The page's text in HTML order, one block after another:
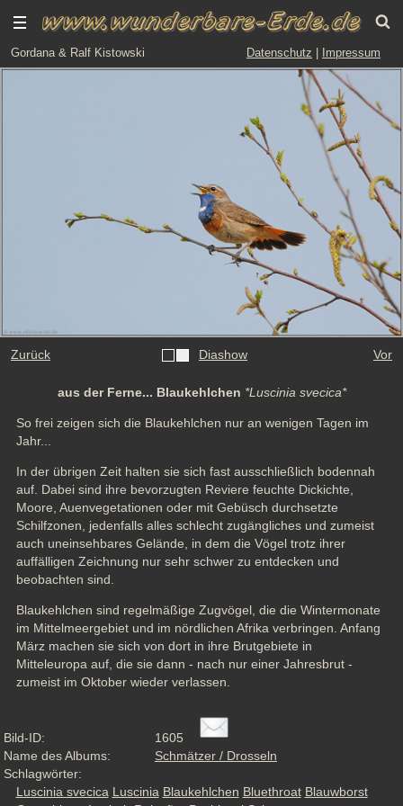
Gordana & Ralf Kistowski Datenschutz Impressum
Zurück Diashow Vor
aus der Ferne... Blaukehlchen *Luscinia svecica*
So frei zeigen sich die Blaukehlchen nur an wenigen Tagen im
Jahr...
In der übrigen Zeit halten sie sich fast ausschließlich bodennah
auf. Dabei sind ihre bevorzugten Reviere feuchte Dickichte,
Moore, Auenvegetationen oder mit Gebüsch durchsetzte
Schilfzonen, jedenfalls alles schlecht zugängliches und zumeist
auch uneinsehbares Gelände, in dem die Vögel trotz ihrer
auffälligen Zeichnung nur sehr schwer zu entdecken und
beobachten sind.
Blaukehlchen sind regelmäßige Zugvögel, die die Wintermonate
im Mittelmeergebiet und im nördlichen Afrika verbringen. Anfang
März machen sie sich von dort in ihre Brutgebiete in
Mitteleuropa auf, die sie dann - nach nur einer Jahresbrut -
zumeist im Oktober wieder verlassen.
Bild-ID:
1605
Name des Albums:
Schmätzer / Drosseln
Schlagwörter:
Luscinia svecica Luscinia Blaukehlchen Bluethroat Blauwborst